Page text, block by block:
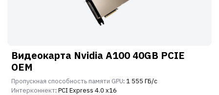
Видеокарта Nvidia A100 40GB PCIE
OEM
Пропускная способность памяти GPU: 1 555 ГБ/с
Интерконнект: PCI Express 4.0 x16